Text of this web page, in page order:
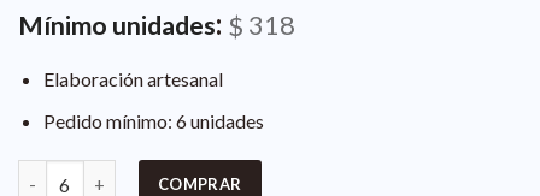
Mínimo unidades: $ 318
Elaboración artesanal
Pedido mínimo: 6 unidades
COMPRAR